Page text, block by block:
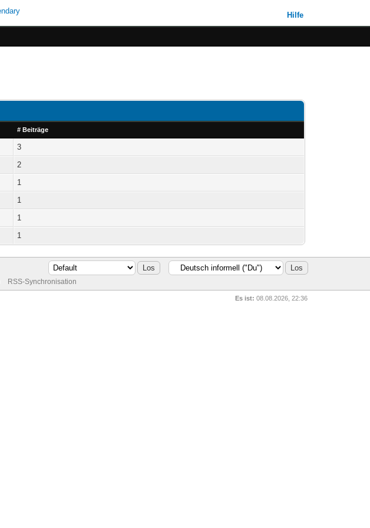
Hilfe
# Beiträge
3
2
1
1
1
1
RSS-Synchronisation
Es ist: 08.08.2026, 22:36